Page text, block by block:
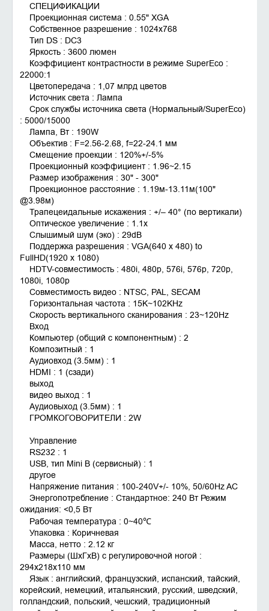
СПЕЦИФИКАЦИИ
Проекционная система : 0.55" XGA
Собственное разрешение : 1024x768
Тип DS : DC3
Яркость : 3600 люмен
Коэффициент контрастности в режиме SuperEco :
22000:1
Цветопередача : 1,07 млрд цветов
Источник света : Лампа
Срок службы источника света (Нормальный/SuperEco)
: 5000/15000
Лампа, Вт : 190W
Объектив : F=2.56-2.68, f=22-24.1 мм
Смещение проекции : 120%+/-5%
Проекционный коэффициент : 1.96~2.15
Размер изображения : 30" - 300"
Проекционное расстояние : 1.19м-13.11м(100"
@3.98м)
Трапецеидальные искажения : +/– 40° (по вертикали)
Оптическое увеличение : 1.1x
Слышимый шум (эко) : 29dB
Поддержка разрешения : VGA(640 x 480) to
FullHD(1920 x 1080)
HDTV-совместимость : 480i, 480p, 576i, 576p, 720p,
1080i, 1080p
Совместимость видео : NTSC, PAL, SECAM
Горизонтальная частота : 15K~102KHz
Скорость вертикального сканирования : 23~120Hz
Вход
Компьютер (общий с компонентным) : 2
Композитный : 1
Аудиовход (3.5мм) : 1
HDMI : 1 (сзади)
выход
видео выход : 1
Аудиовыход (3.5мм) : 1
ГРОМКОГОВОРИТЕЛИ : 2W
Управление
RS232 : 1
USB, тип Mini B (сервисный) : 1
другое
Напряжение питания : 100-240V+/- 10%, 50/60Hz AC
Энергопотребление : Стандартное: 240 Вт Режим
ожидания: <0,5 Вт
Рабочая температура : 0~40℃
Упаковка : Коричневая
Масса, нетто : 2.12 кг
Размеры (ШxГxВ) с регулировочной ногой :
294x218x110 мм
Язык : английский, французский, испанский, тайский,
корейский, немецкий, итальянский, русский, шведский,
голландский, польский, чешский, традиционный